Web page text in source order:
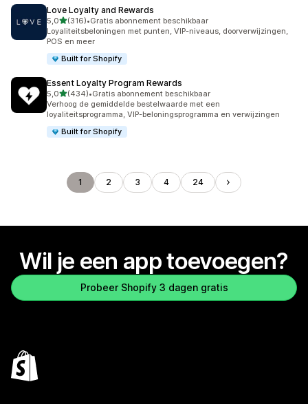
Love Loyalty and Rewards
5,0van 5 sterren
(316)
316 recensies in totaal
•Gratis abonnement beschikbaar
Loyaliteitsbeloningen met punten, VIP-niveaus, doorverwijzingen,
POS en meer
Built for Shopify
Essent Loyalty Program Rewards
5,0van 5 sterren
(434)
434 recensies in totaal
•Gratis abonnement beschikbaar
Verhoog de gemiddelde bestelwaarde met een
loyaliteitsprogramma, VIP-beloningsprogramma en verwijzingen
Built for Shopify
1 2 3 4 24
Wil je een app toevoegen?
Probeer Shopify 3 dagen gratis